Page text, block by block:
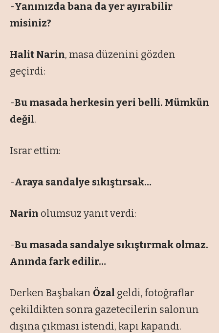
-Yanınızda bana da yer ayırabilir
misiniz?
Halit Narin, masa düzenini gözden
geçirdi:
-Bu masada herkesin yeri belli. Mümkün
değil.
Israr ettim:
-Araya sandalye sıkıştırsak…
Narin olumsuz yanıt verdi:
-Bu masada sandalye sıkıştırmak olmaz.
Anında fark edilir…
Derken Başbakan Özal geldi, fotoğraflar
çekildikten sonra gazetecilerin salonun
dışına çıkması istendi, kapı kapandı.